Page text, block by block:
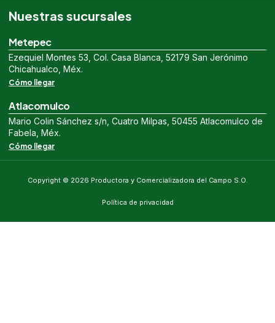
Nuestras sucursales
Metepec
Ezequiel Montes 53, Col. Casa Blanca, 52179 San Jerónimo
Chicahualco, Méx.
Cómo llegar
Atlacomulco
Mario Colin Sánchez s/n, Cuatro Milpas, 50455 Atlacomulco de
Fabela, Méx.
Cómo llegar
Copyright © 2026 Productora y Comercializadora del Campo S.O.
Política de privacidad